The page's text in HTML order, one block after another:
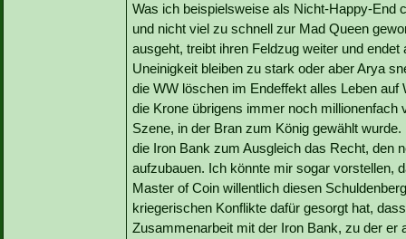
Was ich beispielsweise als Nicht-Happy-End
und nicht viel zu schnell zur Mad Queen
ausgeht, treibt ihren Feldzug weiter und
Uneinigkeit bleiben zu stark oder aber Arya
die WW löschen im Endeffekt alles Leben
die Krone übrigens immer noch
Szene, in der Bran zum König gewählt
die Iron Bank zum Ausgleich das Recht, den
aufzubauen. Ich könnte mir sogar vorstellen,
Master of Coin willentlich diesen
kriegerischen Konflikte dafür gesorgt hat,
Zusammenarbeit mit der Iron Bank, zu der er